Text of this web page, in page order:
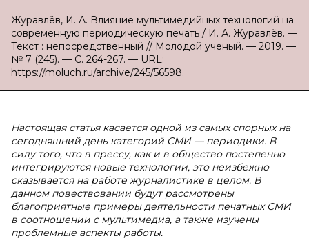
Журавлёв, И. А. Влияние мультимедийных технологий на
современную периодическую печать / И. А. Журавлёв. —
Текст : непосредственный // Молодой ученый. — 2019. —
№ 7 (245). — С. 264-267. — URL:
https://moluch.ru/archive/245/56598.
Настоящая статья касается одной из самых спорных на
сегодняшний день категорий СМИ — периодики. В
силу того, что в прессу, как и в общество постепенно
интегрируются новые технологии, это неизбежно
сказывается на работе журналистике в целом. В
данном повествовании будут рассмотрены
благоприятные примеры деятельности печатных СМИ
в соотношении с мультимедиа, а также изучены
проблемные аспекты работы.